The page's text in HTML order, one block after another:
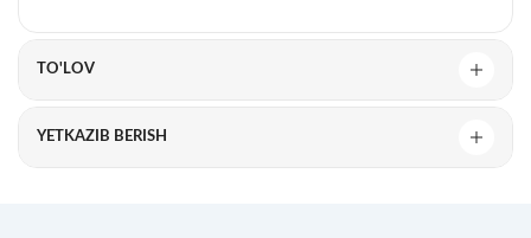
TO'LOV
YETKAZIB BERISH